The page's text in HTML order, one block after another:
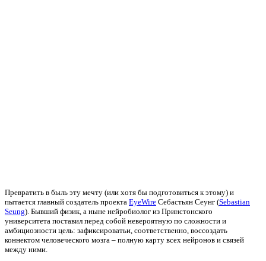
Превратить в быль эту мечту (или хотя бы подготовиться к этому) и
пытается главный создатель проекта EyeWire Себастьян Сеунг (Sebastian
Seung). Бывший физик, а ныне нейробиолог из Принстонского
университета поставил перед собой невероятную по сложности и
амбициозности цель: зафиксироватьи, соответственно, воссоздать
коннектом человеческого мозга – полную карту всех нейронов и связей
между ними.